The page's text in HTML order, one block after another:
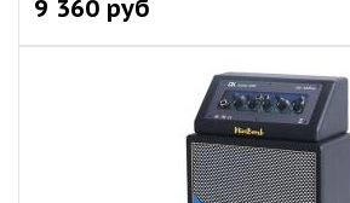
9 360 руб